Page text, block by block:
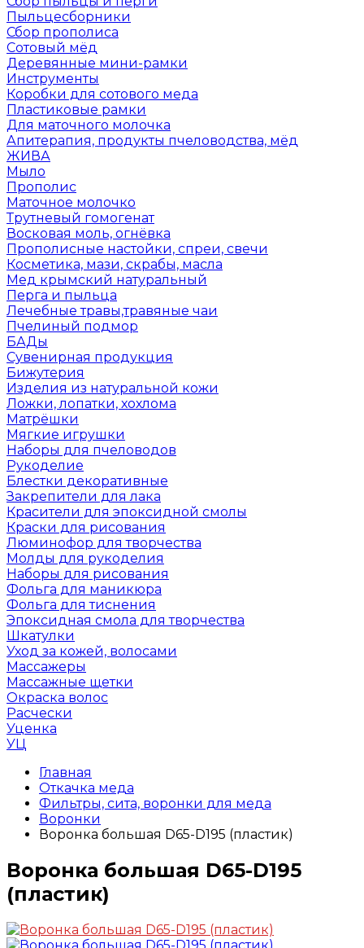
Пыльцесборники
Сбор прополиса
Сотовый мёд
Деревянные мини-рамки
Инструменты
Коробки для сотового меда
Пластиковые рамки
Для маточного молочка
Апитерапия, продукты пчеловодства, мёд
ЖИВА
Мыло
Прополис
Маточное молочко
Трутневый гомогенат
Восковая моль, огнёвка
Прополисные настойки, спреи, свечи
Косметика, мази, скрабы, масла
Мед крымский натуральный
Перга и пыльца
Лечебные травы,травяные чаи
Пчелиный подмор
БАДы
Сувенирная продукция
Бижутерия
Изделия из натуральной кожи
Ложки, лопатки, хохлома
Матрёшки
Мягкие игрушки
Наборы для пчеловодов
Рукоделие
Блестки декоративные
Закрепители для лака
Красители для эпоксидной смолы
Краски для рисования
Люминофор для творчества
Молды для рукоделия
Наборы для рисования
Фольга для маникюра
Фольга для тиснения
Эпоксидная смола для творчества
Шкатулки
Уход за кожей, волосами
Массажеры
Массажные щетки
Окраска волос
Расчески
Уценка
УЦ
Главная
Откачка меда
Фильтры, сита, воронки для меда
Воронки
Воронка большая D65-D195 (пластик)
Воронка большая D65-D195
(пластик)